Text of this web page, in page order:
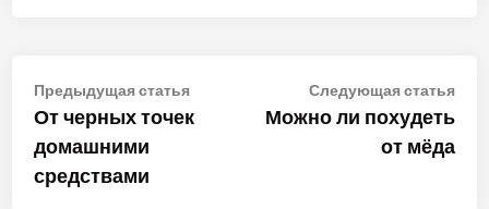
Навигация
по
записям
Предыдущая статьяПредыдущая
статья:
От черных точек
домашними
средствами
Следующая статья
Можно ли похудеть
от мёда